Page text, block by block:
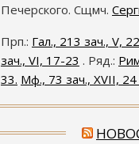
Печерского. Сщмч.
Прп.: Гал., 213 зач., V,
зач., VI, 17-23 . Ряд.:
33. Мф., 73 зач., XVII, 24